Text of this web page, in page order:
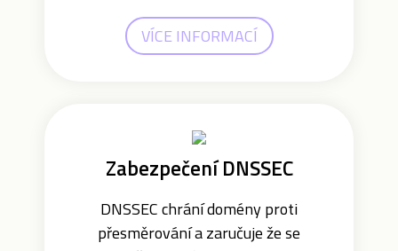
VÍCE INFORMACÍ
Zabezpečení DNSSEC
DNSSEC chrání domény proti
přesměrování a zaručuje že se